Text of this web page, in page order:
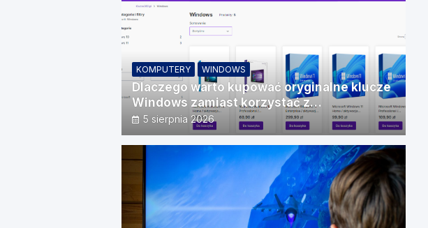
KOMPUTERY WINDOWS
Dlaczego warto kupować oryginalne klucze
Windows zamiast korzystać z
nieautoryzowanych źródeł?
5 sierpnia 2026